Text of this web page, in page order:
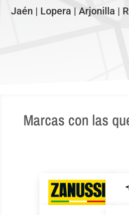
Jaén | Lopera | Arjonilla |
Marcas con las